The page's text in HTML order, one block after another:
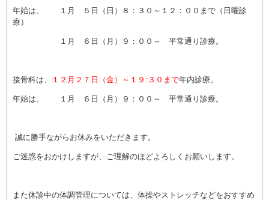
年始は、 １月 ５日（日）８：３０～１２：００まで（日曜診
療）
１月 ６日（月）９：００～ 平常通り診療。
接骨科は、 １２月２７日（金）～１９:３０まで年内診療。
年始は、 １月 ６日（月）９：００～ 平常通り診療。
誠に勝手ながらお休みをいただきます。
ご迷惑をおかけしますが、ご理解のほどよろしくお願いします。
また休診中の体調管理については、体操やストレッチなどをおすすめ